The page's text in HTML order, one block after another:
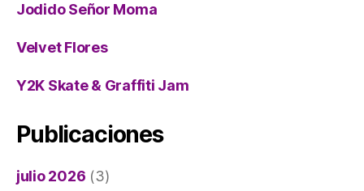
Jodido Señor Moma
Velvet Flores
Y2K Skate & Graffiti Jam
Publicaciones
julio 2026 (3)